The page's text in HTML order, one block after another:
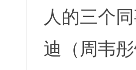
人的三个
迪（周韦